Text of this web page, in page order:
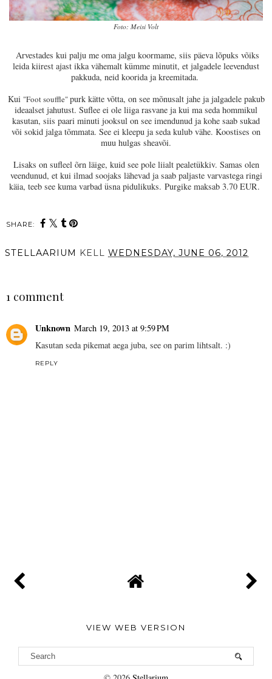
Foto: Meisi Volt
Arvestades kui palju me oma jalgu koormame, siis päeva lõpuks võiks
leida kiirest ajast ikka vähemalt kümme minutit, et jalgadele leevendust
pakkuda, neid koorida ja kreemitada.
Kui "Foot souffle"purk kätte võtta, on see mõnusalt jahe ja jalgadele pakub
ideaalset jahutust. Suflee ei ole liiga rasvane ja kui ma seda hommikul
kasutan, siis paari minuti jooksul on see imendunud ja kohe saab sukad
või sokid jalga tõmmata. See ei kleepu ja seda kulub vähe. Koostises on
muu hulgas sheavõi.
Lisaks on sufleel õrn läige, kuid see pole liialt pealetükkiv. Samas olen
veendunud, et kui ilmad soojaks lähevad ja saab paljaste varvastega ringi
käia, teeb see kuma varbad üsna pidulikuks. Purgike maksab 3.70 EUR.
SHARE:
STELLAARIUM KELL WEDNESDAY, JUNE 06, 2012
1 comment
Unknown March 19, 2013 at 9:59 PM
Kasutan seda pikemat aega juba, see on parim lihtsalt. :)
REPLY
VIEW WEB VERSION